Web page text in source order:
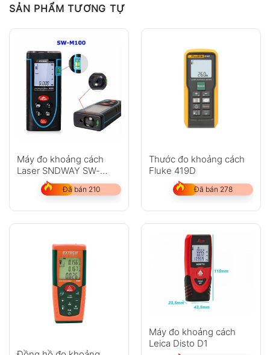
Chưa có đánh giá nào.
Hỏi đáp
Không có bình luận nào
SẢN PHẨM TƯƠNG TỰ
Máy đo khoảng cách
Laser SNDWAY SW-
Đã bán 210
Thước đo khoảng cách
Fluke 419D
Đã bán 278
Máy đo khoảng cách
Leica Disto D1